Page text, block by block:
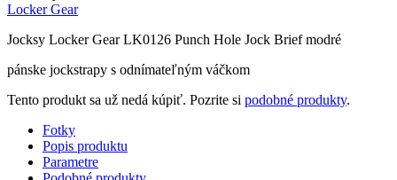
Locker Gear
Jocksy Locker Gear LK0126 Punch Hole Jock Brief modré
pánske jockstrapy s odnímateľným váčkom
Tento produkt sa už nedá kúpiť. Pozrite si podobné produkty.
Fotky
Popis produktu
Parametre